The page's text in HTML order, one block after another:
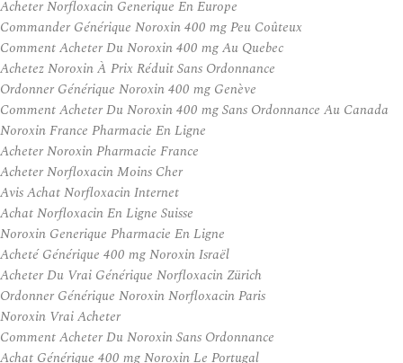
Acheter Norfloxacin Generique En Europe
Commander Générique Noroxin 400 mg Peu Coûteux
Comment Acheter Du Noroxin 400 mg Au Quebec
Achetez Noroxin À Prix Réduit Sans Ordonnance
Ordonner Générique Noroxin 400 mg Genève
Comment Acheter Du Noroxin 400 mg Sans Ordonnance Au Canada
Noroxin France Pharmacie En Ligne
Acheter Noroxin Pharmacie France
Acheter Norfloxacin Moins Cher
Avis Achat Norfloxacin Internet
Achat Norfloxacin En Ligne Suisse
Noroxin Generique Pharmacie En Ligne
Acheté Générique 400 mg Noroxin Israël
Acheter Du Vrai Générique Norfloxacin Zürich
Ordonner Générique Noroxin Norfloxacin Paris
Noroxin Vrai Acheter
Comment Acheter Du Noroxin Sans Ordonnance
Achat Générique 400 mg Noroxin Le Portugal